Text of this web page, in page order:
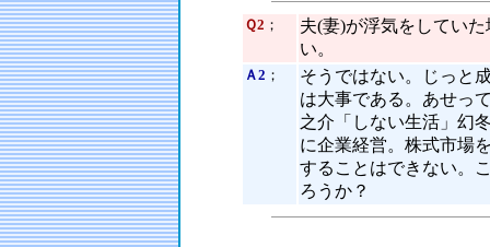
Ｑ2 ；
夫(妻)が浮気をしてい
い。
Ａ2 ；
そうではない。じっと
は大事である。あせっ
之介「しない生活」幻
に企業経営。株式市場
することはできない。
ろうか？